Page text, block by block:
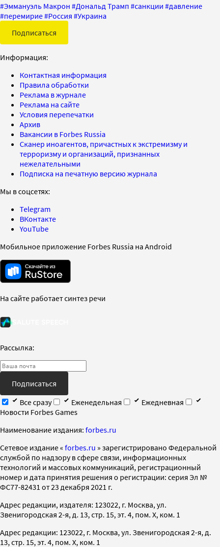
#Эммануэль Макрон #Дональд Трамп #санкции #давление
#перемирие#Россия #Украина
Подписаться
Информация:
Контактная информация
Правила обработки
Реклама в журнале
Реклама на сайте
Условия перепечатки
Архив
Вакансии в Forbes Russia
Сканер иноагентов, причастных к экстремизму и
терроризму и организаций, признанных
нежелательными
Подписка на печатную версию журнала
Мы в соцсетях:
Telegram
ВКонтакте
YouTube
Мобильное приложение Forbes Russia на Android
На сайте работает синтез речи
Рассылка:
Подписаться
Все сразу
Еженедельная
Ежедневная
Новости Forbes Games
Наименование издания: forbes.ru
Cетевое издание « forbes.ru » зарегистрировано Федеральной
службой по надзору в сфере связи, информационных
технологий и массовых коммуникаций, регистрационный
номер и дата принятия решения о регистрации: серия Эл №
ФС77-82431 от 23 декабря 2021 г.
Адрес редакции, издателя: 123022, г. Москва, ул.
Звенигородская 2-я, д. 13, стр. 15, эт. 4, пом. X, ком. 1
Адрес редакции: 123022, г. Москва, ул. Звенигородская 2-я, д.
13, стр. 15, эт. 4, пом. X, ком. 1